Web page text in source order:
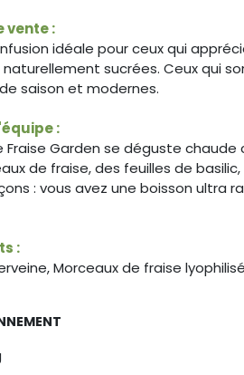
vente :
idéale pour ceux qui
sucrées. Ceux qui
saison et modernes.
:
Fraise Garden se déguste
de fraise, des feuilles de
: vous avez une boisson ultra
:
Morceaux de fraise